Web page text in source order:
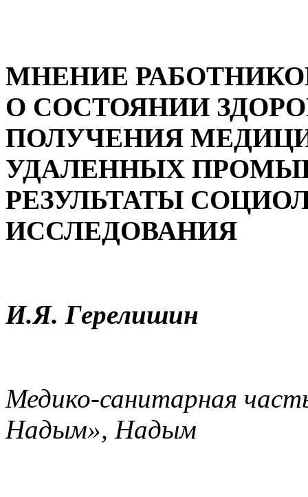
МНЕНИЕ
О СОСТОЯНИИ
ПОЛУЧЕНИЯ
УДАЛЕННЫХ
РЕЗУЛЬТАТЫ
ИССЛЕДОВАНИЯ
И.Я. Герелишин
Медико-санитарная
Надым», Надым